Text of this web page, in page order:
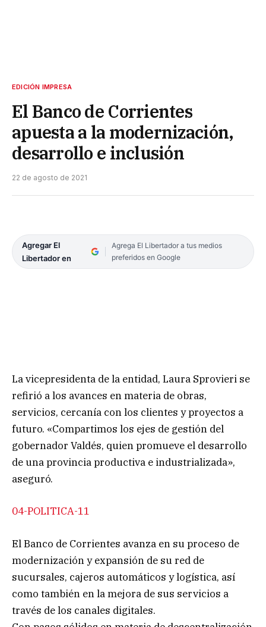
EDICIÓN IMPRESA
El Banco de Corrientes
apuesta a la modernización,
desarrollo e inclusión
22 de agosto de 2021
Agregar El
Libertador en
Agrega El Libertador a tus medios
preferidos en Google
La vicepresidenta de la entidad, Laura Sprovieri se
refirió a los avances en materia de obras,
servicios, cercanía con los clientes y proyectos a
futuro. «Compartimos los ejes de gestión del
gobernador Valdés, quien promueve el desarrollo
de una provincia productiva e industrializada»,
aseguró.
04-POLITICA-11
El Banco de Corrientes avanza en su proceso de
modernización y expansión de su red de
sucursales, cajeros automáticos y logística, así
como también en la mejora de sus servicios a
través de los canales digitales.